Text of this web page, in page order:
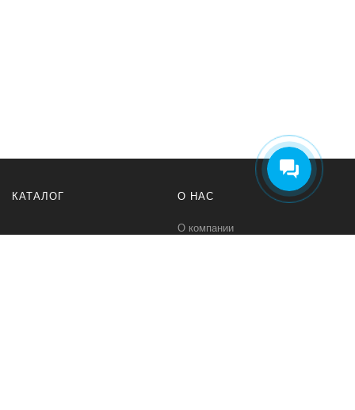
КАТАЛОГ О НАС
О компании